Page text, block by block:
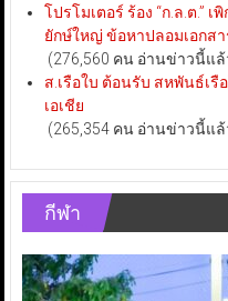
โปรโมเตอร์ ร้อง “ก.ล.ต.”
ยักษ์ใหญ่ ข้อหาปลอมเอกสา
(276,560 คน อ่านข่าวนี้แล้
ส.เรือใบ ต้อนรับ สหพันธ์เรื
เอเชีย
(265,354 คน อ่านข่าวนี้แล้
กีฬา